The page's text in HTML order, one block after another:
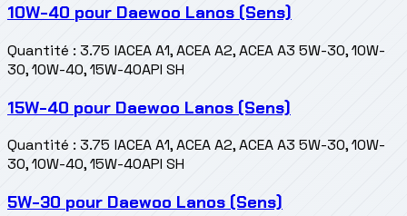
10W-40 pour Daewoo Lanos (Sens)
Quantité : 3.75 lACEA A1, ACEA A2, ACEA A3 5W-30, 10W-
30, 10W-40, 15W-40API SH
15W-40 pour Daewoo Lanos (Sens)
Quantité : 3.75 lACEA A1, ACEA A2, ACEA A3 5W-30, 10W-
30, 10W-40, 15W-40API SH
5W-30 pour Daewoo Lanos (Sens)